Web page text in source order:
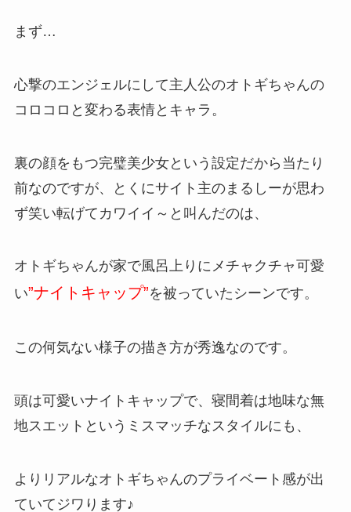
まず…
心撃のエンジェルにして主人公のオトギちゃんの
コロコロと変わる表情とキャラ。
裏の顔をもつ完璧美少女という設定だから当たり
前なのですが、とくにサイト主のまるしーが思わ
ず笑い転げてカワイイ～と叫んだのは、
オトギちゃんが家で風呂上りにメチャクチャ可愛
い”ナイトキャップ”を被っていたシーンです。
この何気ない様子の描き方が秀逸なのです。
頭は可愛いナイトキャップで、寝間着は地味な無
地スエットというミスマッチなスタイルにも、
よりリアルなオトギちゃんのプライベート感が出
ていてジワります♪